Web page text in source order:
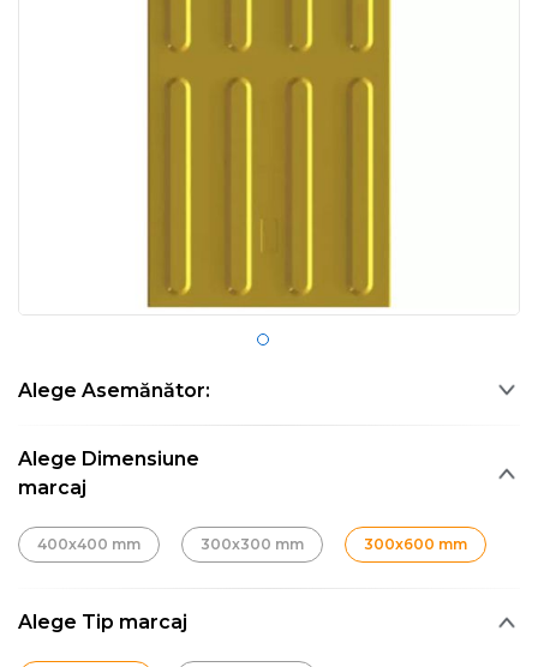
Alege Asemănător:
Alege Dimensiune
marcaj
400x400 mm 300x300 mm 300x600 mm
Alege Tip marcaj